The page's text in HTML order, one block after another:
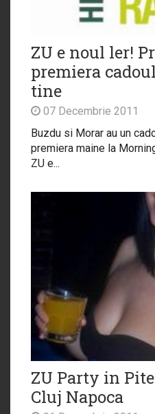
ZU e noul ler!
premiera
tine
07 Decembrie 2011
Buzdu si Morar au un
premiera maine la
ZU e...
ZU Party in
Cluj Napoca